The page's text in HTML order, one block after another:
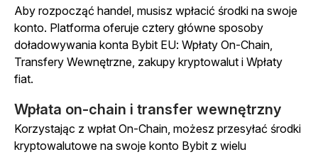
Aby rozpocząć handel, musisz wpłacić środki na swoje
konto. Platforma oferuje cztery główne sposoby
doładowywania konta Bybit EU: Wpłaty On-Chain,
Transfery Wewnętrzne, zakupy kryptowalut i Wpłaty
fiat.
Wpłata on-chain i transfer wewnętrzny
Korzystając z wpłat On-Chain, możesz przesyłać środki
kryptowalutowe na swoje konto Bybit z wielu